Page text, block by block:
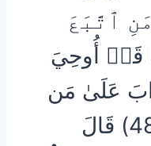
ٱتَّبَعَ
(47) إِنَّا قَدۡ أُوحِيَ
عَلَىٰ مَن
كَذَّبَ وَتَوَلَّىٰ (48) قَالَ